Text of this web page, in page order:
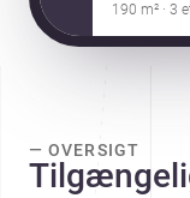
190 m² · 3
— OVERSIGT